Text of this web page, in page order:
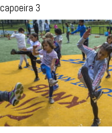
capoeira 3